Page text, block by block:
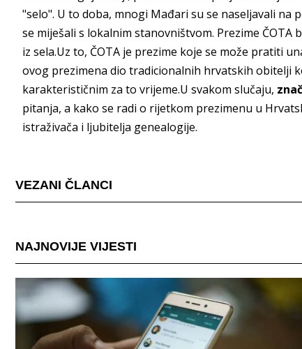
"selo". U to doba, mnogi Mađari su se naseljavali na
se miješali s lokalnim stanovništvom. Prezime
iz sela.Uz to, ČOTA je prezime koje se može pratiti
ovog prezimena dio tradicionalnih hrvatskih obitelji
karakterističnim za to vrijeme.U svakom slučaju,
pitanja, a kako se radi o rijetkom prezimenu u
istraživača i ljubitelja genealogije.
VEZANI ČLANCI
NAJNOVIJE VIJESTI